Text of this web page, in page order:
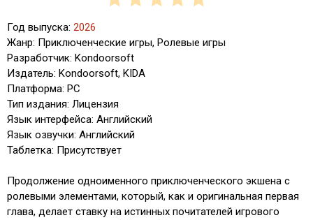
Год выпуска: 2026
Жанр: Приключенческие игры, Ролевые игры
Разработчик: Kondoorsoft
Издатель: Kondoorsoft, KIDA
Платформа: PC
Тип издания: Лицензия
Язык интерфейса: Английский
Язык озвучки: Английский
Таблетка: Присутствует
Продолжение одноименного приключенческого экшена с
ролевыми элементами, который, как и оригинальная первая
глава, делает ставку на истинных почитателей игрового